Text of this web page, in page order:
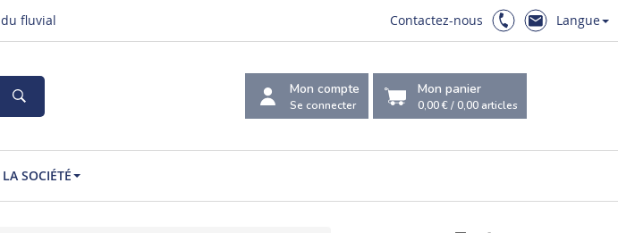
fluvial Contactez-nous Langue
Mon compte
Se connecter
Mon panier
0,00 €/0,00 articles
LA SOCIÉTÉ